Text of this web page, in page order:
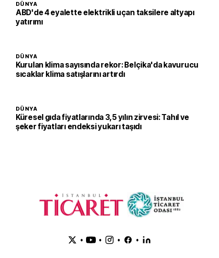
DÜNYA
ABD'de 4 eyalette elektrikli uçan taksilere altyapı
yatırımı
DÜNYA
Kurulan klima sayısında rekor: Belçika'da kavurucu
sıcaklar klima satışlarını artırdı
DÜNYA
Küresel gıda fiyatlarında 3,5 yılın zirvesi: Tahıl ve
şeker fiyatları endeksi yukarı taşıdı
• • • •